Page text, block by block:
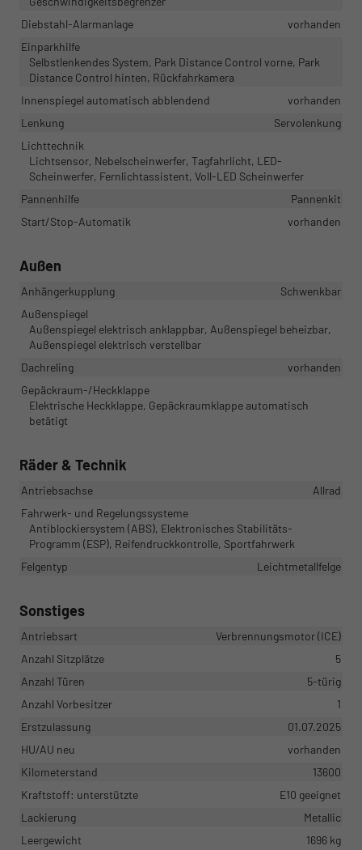
Diebstahl-Alarmanlage
vorhanden
Einparkhilfe
Selbstlenkendes System, Park Distance Control vorne, Park
Distance Control hinten, Rückfahrkamera
Innenspiegel automatisch abblendend
vorhanden
Lenkung
Servolenkung
Lichttechnik
Lichtsensor, Nebelscheinwerfer, Tagfahrlicht, LED-
Scheinwerfer, Fernlichtassistent, Voll-LED Scheinwerfer
Pannenhilfe
Pannenkit
Start/Stop-Automatik
vorhanden
Außen
Anhängerkupplung
Schwenkbar
Außenspiegel
Außenspiegel elektrisch anklappbar, Außenspiegel beheizbar,
Außenspiegel elektrisch verstellbar
Dachreling
vorhanden
Gepäckraum-/Heckklappe
Elektrische Heckklappe, Gepäckraumklappe automatisch
betätigt
Räder & Technik
Antriebsachse
Allrad
Fahrwerk- und Regelungssysteme
Antiblockiersystem (ABS), Elektronisches Stabilitäts-
Programm (ESP), Reifendruckkontrolle, Sportfahrwerk
Felgentyp
Leichtmetallfelge
Sonstiges
Antriebsart
Verbrennungsmotor (ICE)
Anzahl Sitzplätze
5
Anzahl Türen
5-türig
Anzahl Vorbesitzer
1
Erstzulassung
01.07.2025
HU/AU neu
vorhanden
Kilometerstand
13600
Kraftstoff: unterstützte
E10 geeignet
Lackierung
Metallic
Leergewicht
1696 kg